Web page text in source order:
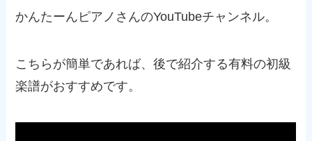
かんたーんピアノさんのYouTubeチャンネル。
こちらが簡単であれば、後で紹介する有料の初級
楽譜がおすすめです。